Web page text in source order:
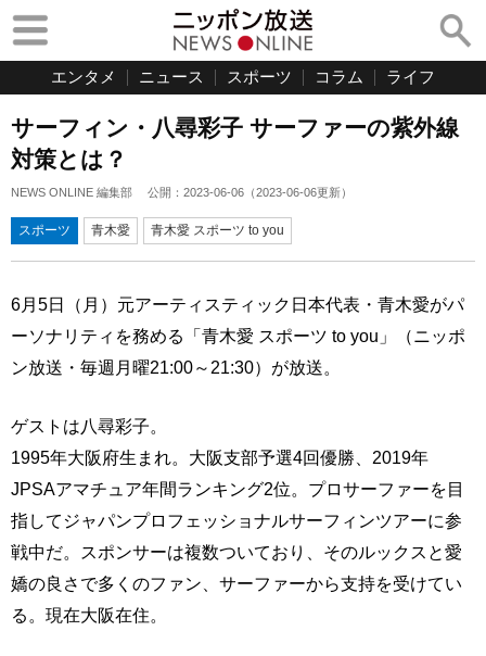
エンタメ ニュース スポーツ コラム ライフ
サーフィン・八尋彩子 サーファーの紫外線
対策とは？
NEWS ONLINE 編集部 公開： 2023-06-06 （2023-06-06更新）
スポーツ 青木愛 青木愛 スポーツ to you
6月5日（月）元アーティスティック日本代表・青木愛がパ
ーソナリティを務める「青木愛 スポーツ to you」（ニッポ
ン放送・毎週月曜21:00～21:30）が放送。
ゲストは八尋彩子。
1995年大阪府生まれ。大阪支部予選4回優勝、2019年
JPSAアマチュア年間ランキング2位。プロサーファーを目
指してジャパンプロフェッショナルサーフィンツアーに参
戦中だ。スポンサーは複数ついており、そのルックスと愛
嬌の良さで多くのファン、サーファーから支持を受けてい
る。現在大阪在住。